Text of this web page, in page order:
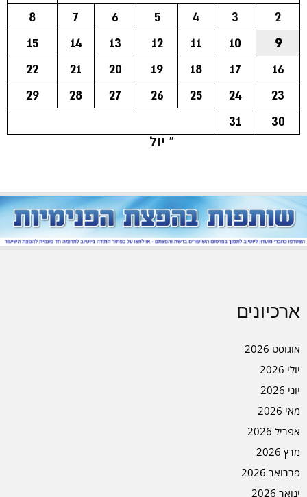
2
3
4
5
6
7
8
9
10
11
12
13
14
15
16
17
18
19
20
21
22
23
24
25
26
27
28
29
30
31
« יול
ארכיונים
אוגוסט 2026
יולי 2026
יוני 2026
מאי 2026
אפריל 2026
מרץ 2026
פברואר 2026
ינואר 2026